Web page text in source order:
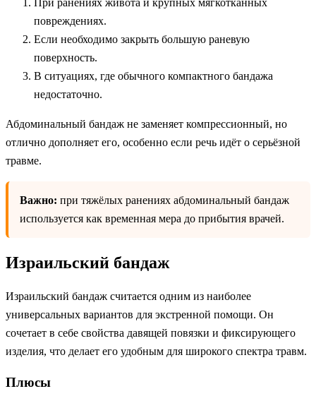
При ранениях живота и крупных мягкотканных
повреждениях.
Если необходимо закрыть большую раневую
поверхность.
В ситуациях, где обычного компактного бандажа
недостаточно.
Абдоминальный бандаж не заменяет компрессионный, но
отлично дополняет его, особенно если речь идёт о серьёзной
травме.
Важно: при тяжёлых ранениях абдоминальный бандаж
используется как временная мера до прибытия врачей.
Израильский бандаж
Израильский бандаж считается одним из наиболее
универсальных вариантов для экстренной помощи. Он
сочетает в себе свойства давящей повязки и фиксирующего
изделия, что делает его удобным для широкого спектра травм.
Плюсы